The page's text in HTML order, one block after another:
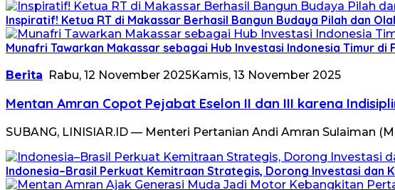
Inspiratif! Ketua RT di Makassar Berhasil Bangun Budaya Pilah dan
Munafri Tawarkan Makassar sebagai Hub Investasi Indonesia Timur di
Berita Rabu, 12 November 2025Kamis, 13 November 2025
Mentan Amran Copot Pejabat Eselon II dan III karena
SUBANG, LINISIAR.ID — Menteri Pertanian Andi Amran Sulaiman
Indonesia–Brasil Perkuat Kemitraan Strategis, Dorong Investasi dan